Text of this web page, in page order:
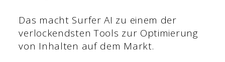
Das macht Surfer AI zu einem der
verlockendsten Tools zur Optimierung
von Inhalten auf dem Markt.